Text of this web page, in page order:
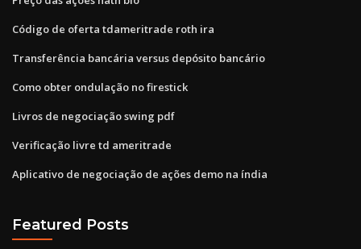
Código de oferta tdameritrade roth ira
Transferência bancária versus depósito bancário
Como obter ondulação no firestick
Livros de negociação swing pdf
Verificação livre td ameritrade
Aplicativo de negociação de ações demo na índia
Featured Posts